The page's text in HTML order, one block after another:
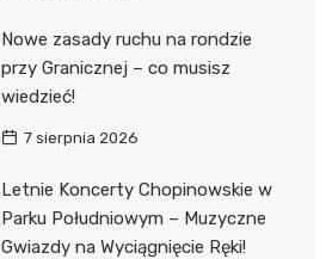
Nowe zasady ruchu na rondzie
przy Granicznej – co musisz
wiedzieć!
7 sierpnia 2026
Letnie Koncerty Chopinowskie w
Parku Południowym – Muzyczne
Gwiazdy na Wyciągnięcie Ręki!